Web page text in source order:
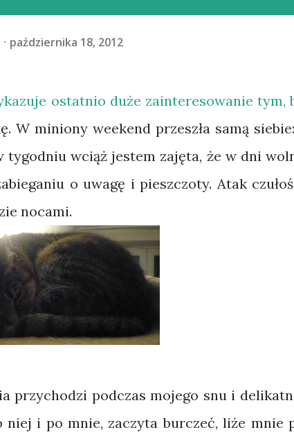
października 18, 2012
ostatnio duże zainteresowanie tym,
W miniony weekend przeszła samą
tygodniu wciąż jestem zajęta, że w dni
o uwagę i pieszczoty. Atak
nocami.
przychodzi podczas mojego snu i
niej i po mnie, zaczyta burczeć, liże mnie